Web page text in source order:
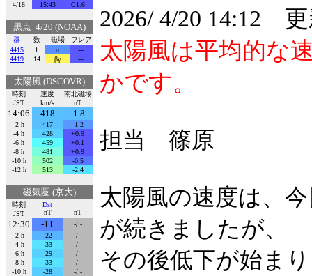
4/18
15:43 C1.6
黒点 4/20 (NOAA)
群 数 磁場
フレア
4415
1 α
---
4419
14 βγ ---
太陽風 (DSCOVR)
時刻
JST
速度
km/s
南北磁場
nT
14:06 418 -1.8
-2 h 417
-1.2
-4 h
428
+0.9
-6 h
459
+0.1
-8 h
481
+0.9
-10 h
502
-0.5
-12 h
513 -2.4
磁気圏 (京大)
時刻
JST
Dst
nT
nT
12:30 -11
-/ -
-2 h
-22
-/ -
-4 h
-33
-/ -
-6 h
-29
-/ -
-8 h
-33
-/ -
-10 h
-28
-/ -
2026/ 4/20 14:12
太陽風は平均的な
かです。
担当 篠原
太陽風の速度は、
が続きましたが、
その後低下が始ま